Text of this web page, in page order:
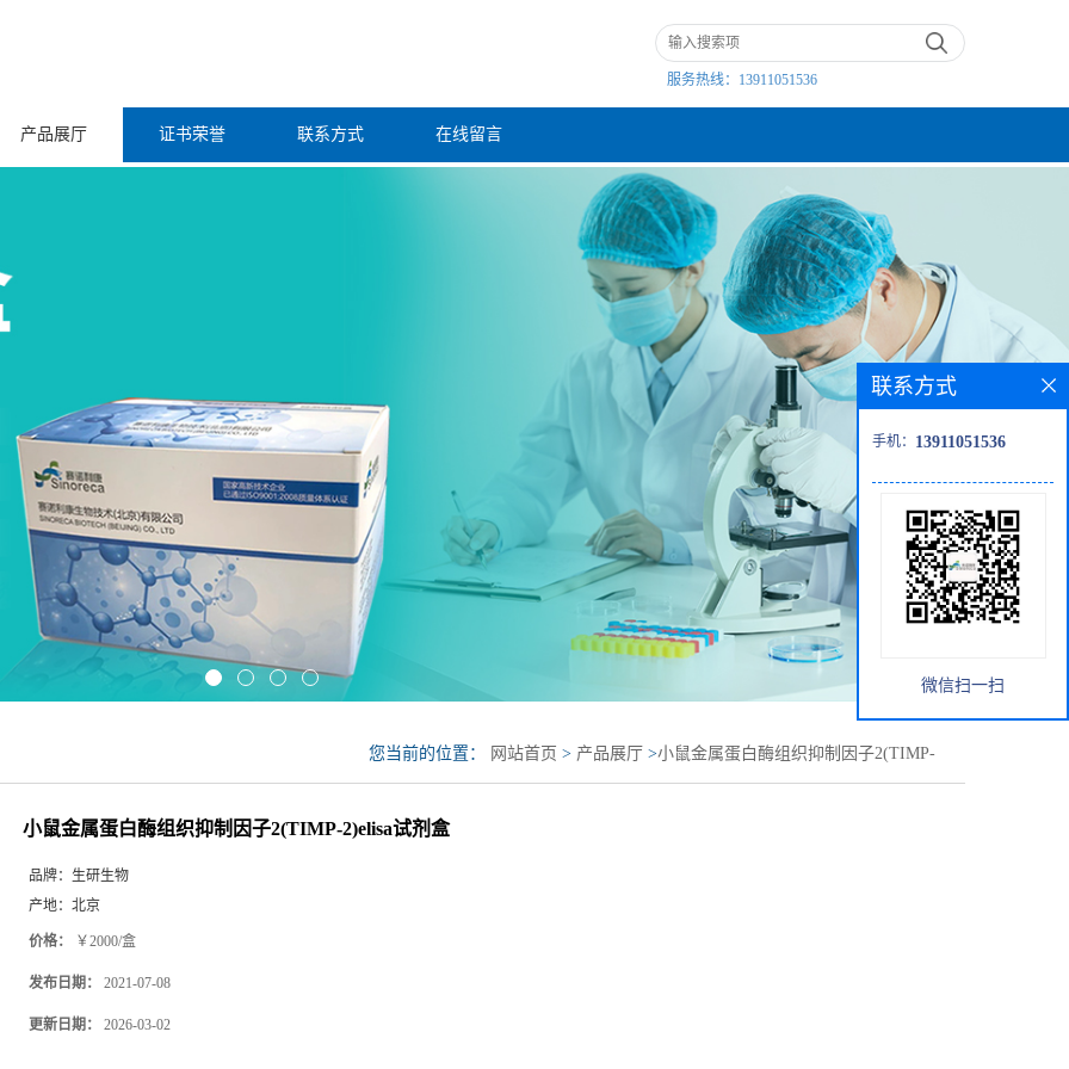
服务热线： 13911051536
产品展厅 证书荣誉 联系方式 在线留言
您当前的位置：网站首页>产品展厅>小鼠金属蛋白酶组织抑制因子2(TIMP-
2)elisa试剂盒
品牌：生研生物
价格： ￥2000/盒
联系方式
手机： 13911051536
微信扫一扫